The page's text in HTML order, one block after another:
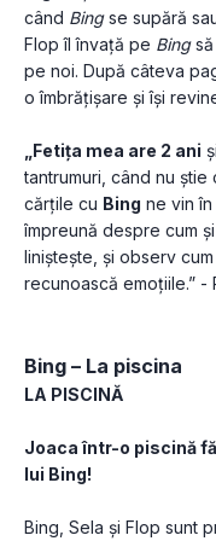
când Bing se supără
Flop îl învață pe Bing să
pe noi. După câteva
o îmbrățișare și își
„Fetița mea are 2 ani
tantrumuri, când nu
cărțile cu Bing ne vin
împreună despre cum
liniștește, și observ
recunoască emoțiile.” -
Bing – La piscina
LA PISCINĂ
Joaca într-o piscină
lui Bing!
Bing, Sela și Flop sunt